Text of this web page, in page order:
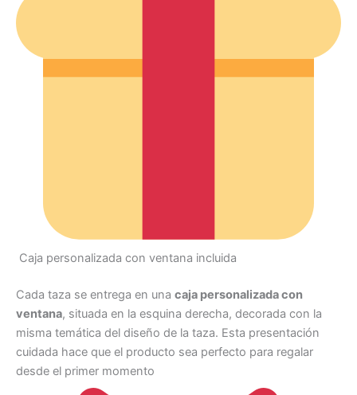
Caja personalizada con ventana incluida
Cada taza se entrega en una caja personalizada con
ventana, situada en la esquina derecha, decorada con la
misma temática del diseño de la taza. Esta presentación
cuidada hace que el producto sea perfecto para regalar
desde el primer momento